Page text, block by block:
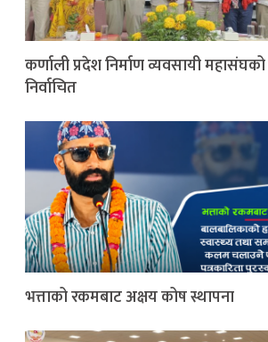
कर्णाली प्रदेश निर्माण व्यवसायी
निर्वाचित
भत्ताको रकमबाट अक्षय कोष स्थापना